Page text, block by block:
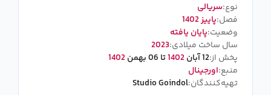
نوع:سریالی
فصل:پاییز 1402
وضعیت:پایان یافته
سال ساخت میلادی:2023
پخش از:12 آبان 1402تا 06 بهمن
1402
منبع:اورجینال
تهیه‌کنندگان:Studio Goindol